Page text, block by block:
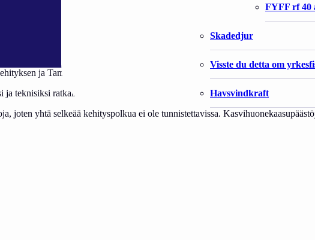
Fiskar och
Skadedjur
Visste du detta om
Havsvindkraft
FYFF rf 40
ja Tampereen yliopiston kanssa tehnyt Tiekartan kaupallisen kalastuksen
teknisiksi ratkaisuiksi sekä hahmoteltiin tulevaisuudessa vaadittavia
joten yhtä selkeää kehityspolkua ei ole tunnistettavissa.